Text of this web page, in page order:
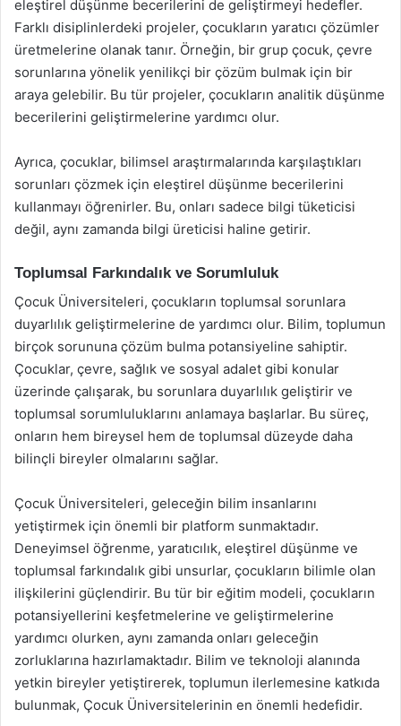
eleştirel düşünme becerilerini de geliştirmeyi hedefler.
Farklı disiplinlerdeki projeler, çocukların yaratıcı çözümler
üretmelerine olanak tanır. Örneğin, bir grup çocuk, çevre
sorunlarına yönelik yenilikçi bir çözüm bulmak için bir
araya gelebilir. Bu tür projeler, çocukların analitik düşünme
becerilerini geliştirmelerine yardımcı olur.
Ayrıca, çocuklar, bilimsel araştırmalarında karşılaştıkları
sorunları çözmek için eleştirel düşünme becerilerini
kullanmayı öğrenirler. Bu, onları sadece bilgi tüketicisi
değil, aynı zamanda bilgi üreticisi haline getirir.
Toplumsal Farkındalık ve Sorumluluk
Çocuk Üniversiteleri, çocukların toplumsal sorunlara
duyarlılık geliştirmelerine de yardımcı olur. Bilim, toplumun
birçok sorununa çözüm bulma potansiyeline sahiptir.
Çocuklar, çevre, sağlık ve sosyal adalet gibi konular
üzerinde çalışarak, bu sorunlara duyarlılık geliştirir ve
toplumsal sorumluluklarını anlamaya başlarlar. Bu süreç,
onların hem bireysel hem de toplumsal düzeyde daha
bilinçli bireyler olmalarını sağlar.
Çocuk Üniversiteleri, geleceğin bilim insanlarını
yetiştirmek için önemli bir platform sunmaktadır.
Deneyimsel öğrenme, yaratıcılık, eleştirel düşünme ve
toplumsal farkındalık gibi unsurlar, çocukların bilimle olan
ilişkilerini güçlendirir. Bu tür bir eğitim modeli, çocukların
potansiyellerini keşfetmelerine ve geliştirmelerine
yardımcı olurken, aynı zamanda onları geleceğin
zorluklarına hazırlamaktadır. Bilim ve teknoloji alanında
yetkin bireyler yetiştirerek, toplumun ilerlemesine katkıda
bulunmak, Çocuk Üniversitelerinin en önemli hedefidir.